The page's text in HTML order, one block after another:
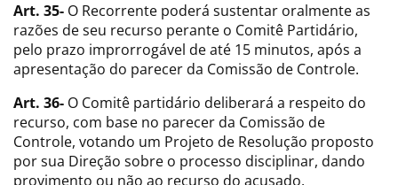
Art. 35- O Recorrente poderá sustentar oralmente as
razões de seu recurso perante o Comitê Partidário,
pelo prazo improrrogável de até 15 minutos, após a
apresentação do parecer da Comissão de Controle.
Art. 36- O Comitê partidário deliberará a respeito do
recurso, com base no parecer da Comissão de
Controle, votando um Projeto de Resolução proposto
por sua Direção sobre o processo disciplinar, dando
provimento ou não ao recurso do acusado.